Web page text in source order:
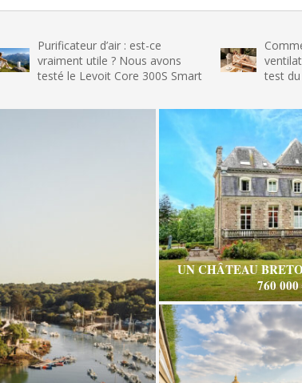
Purificateur d’air : est-ce
vraiment utile ? Nous avons
testé le Levoit Core 300S Smart
Comment
ventilateur ?
test du Duux
UN CHÂTEAU
760